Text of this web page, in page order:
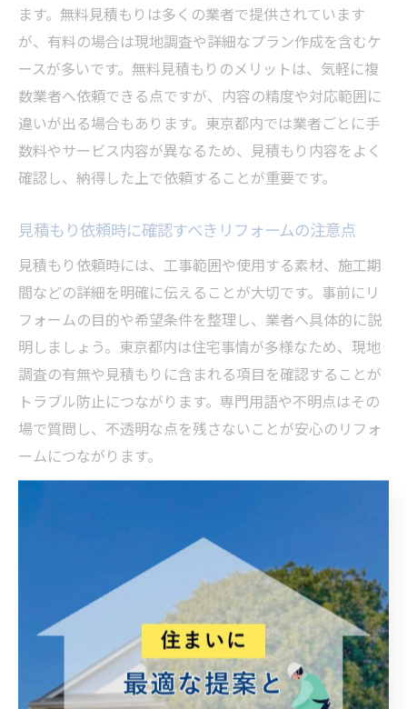
ます。無料見積もりは多くの業者で提供されています
が、有料の場合は現地調査や詳細なプラン作成を含むケ
ースが多いです。無料見積もりのメリットは、気軽に複
数業者へ依頼できる点ですが、内容の精度や対応範囲に
違いが出る場合もあります。東京都内では業者ごとに手
数料やサービス内容が異なるため、見積もり内容をよく
確認し、納得した上で依頼することが重要です。
見積もり依頼時に確認すべきリフォームの注意点
見積もり依頼時には、工事範囲や使用する素材、施工期
間などの詳細を明確に伝えることが大切です。事前にリ
フォームの目的や希望条件を整理し、業者へ具体的に説
明しましょう。東京都内は住宅事情が多様なため、現地
調査の有無や見積もりに含まれる項目を確認することが
トラブル防止につながります。専門用語や不明点はその
場で質問し、不透明な点を残さないことが安心のリフォ
ームにつながります。
手数料トラブルを防ぐには、見積もり内容と契約条件を
事前に文書で確認することが重要です。代表的な対策
は、複数業者から見積もりを取り、手数料や追加費用の
有無を比較することです。また、業者の実績や口コミを
チェックし、信頼できるか判断しましょう。東京都内で
は選択肢が多いため、焦らず慎重に業者選定を行うこと